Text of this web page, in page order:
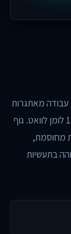
עבודה מאתגרות
עם דירוג IP68 ונצילות אורית גבוהה של 130 לומן לוואט. גוף
מחוסמת,
בתעשיות